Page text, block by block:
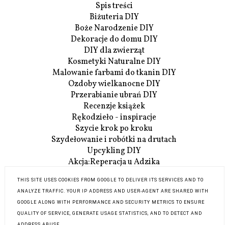
Spis treści
Biżuteria DIY
Boże Narodzenie DIY
Dekoracje do domu DIY
DIY dla zwierząt
Kosmetyki Naturalne DIY
Malowanie farbami do tkanin DIY
Ozdoby wielkanocne DIY
Przerabianie ubrań DIY
Recenzje książek
Rękodzieło - inspiracje
Szycie krok po kroku
Szydełowanie i robótki na drutach
Upcykling DIY
Akcja:Reperacja u Adzika
O mnie
Współpraca
Kontakt
THIS SITE USES COOKIES FROM GOOGLE TO DELIVER ITS SERVICES AND TO
ANALYZE TRAFFIC. YOUR IP ADDRESS AND USER-AGENT ARE SHARED WITH
GOOGLE ALONG WITH PERFORMANCE AND SECURITY METRICS TO ENSURE
QUALITY OF SERVICE, GENERATE USAGE STATISTICS, AND TO DETECT AND